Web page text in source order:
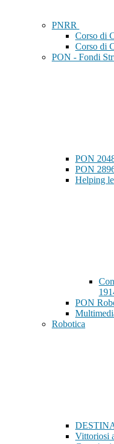
PNRR
Corso di
Corso di
PON - Fondi
PON
PON
Helping
PON
Robotica
Vittoriosi